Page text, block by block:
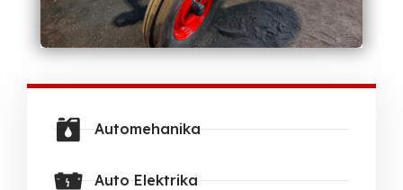
Automehanika
Auto Elektrika